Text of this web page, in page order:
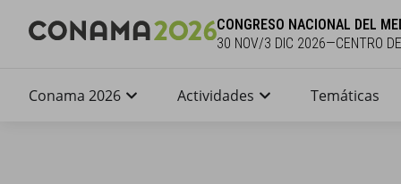
CONGRESO NACIONAL DEL
30 NOV/3 DIC 2026—CENTRO
Conama 2026 Actividades Temáticas